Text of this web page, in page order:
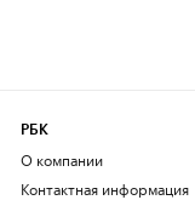
РБК
О компании
Контактная информация